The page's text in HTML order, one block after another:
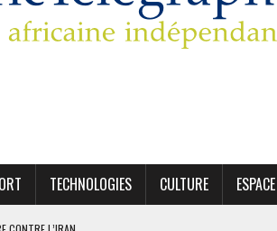
TECHNOLOGIES CULTURE